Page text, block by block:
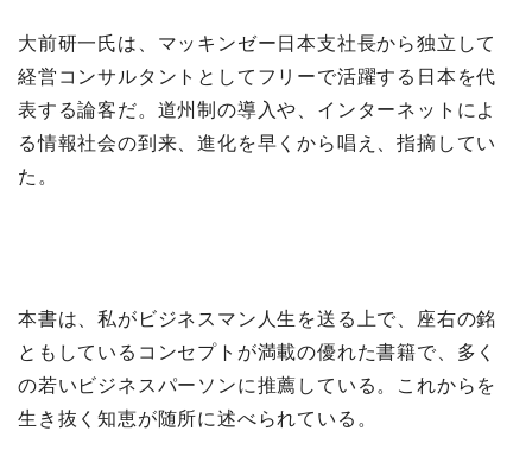
大前研一氏は、マッキンゼー日本支社長から独立して
経営コンサルタントとしてフリーで活躍する日本を代
表する論客だ。道州制の導入や、インターネットによ
る情報社会の到来、進化を早くから唱え、指摘してい
た。
本書は、私がビジネスマン人生を送る上で、座右の銘
ともしているコンセプトが満載の優れた書籍で、多く
の若いビジネスパーソンに推薦している。これからを
生き抜く知恵が随所に述べられている。